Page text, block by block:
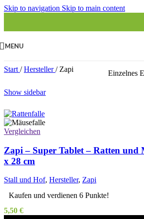
Skip to navigation Skip to main content
MENU
Start / Hersteller/ Zapi Einzelnes
Show sidebar
Vergleichen
Zapi – Super Tablet – Ratten und
x 28 cm
Stall und Hof, Hersteller, Zapi
Kaufen und verdienen 6 Punkte!
5,50 €